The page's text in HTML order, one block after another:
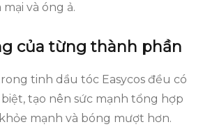
và óng ả.
của từng thành phần
tinh dầu tóc Easycos đều có
tạo nên sức mạnh tổng hợp
mạnh và bóng mượt hơn.